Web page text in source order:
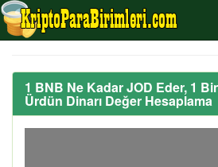
1 BNB Ne Kadar JOD Eder, 1
Ürdün Dinarı Değer Hesaplama